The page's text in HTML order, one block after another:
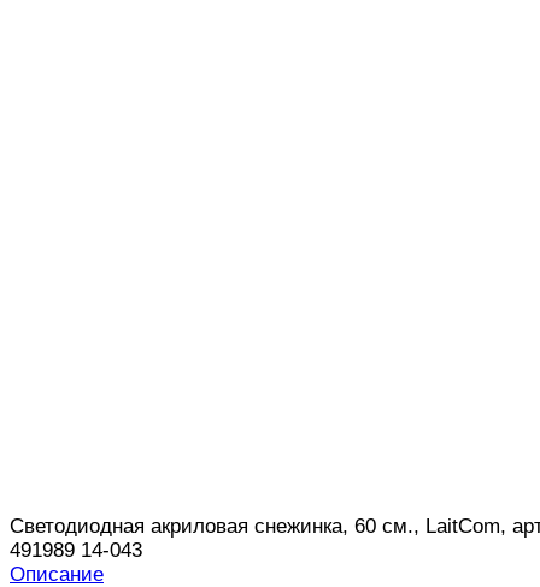
Светодиодная акриловая снежинка, 60 см., LaitCom,
491989 14-043
Описание